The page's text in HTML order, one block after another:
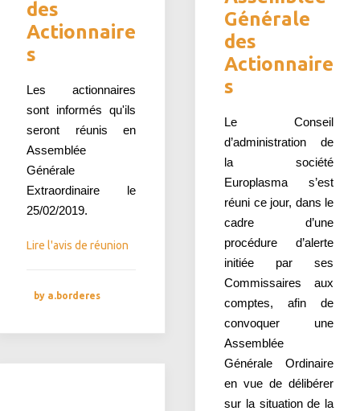
des
Actionnaire
s
Les actionnaires
sont informés qu'ils
seront réunis en
Assemblée
Générale
Extraordinaire le
25/02/2019.
Lire l'avis de réunion
by a.borderes
Générale
des
Actionnaire
s
Le Conseil
d’administration de
la société
Europlasma s’est
réuni ce jour, dans le
cadre d’une
procédure d’alerte
initiée par ses
Commissaires aux
comptes, afin de
convoquer une
Assemblée
Générale Ordinaire
en vue de délibérer
sur la situation de la